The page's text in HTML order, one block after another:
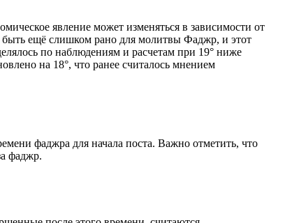
явление может изменяться в зависимости от
быть ещё слишком рано для молитвы Фаджр, и этот
по наблюдениям и расчетам при 19° ниже
на 18°, что ранее считалось мнением
фаджра для начала поста. Важно отметить, что
фаджр.